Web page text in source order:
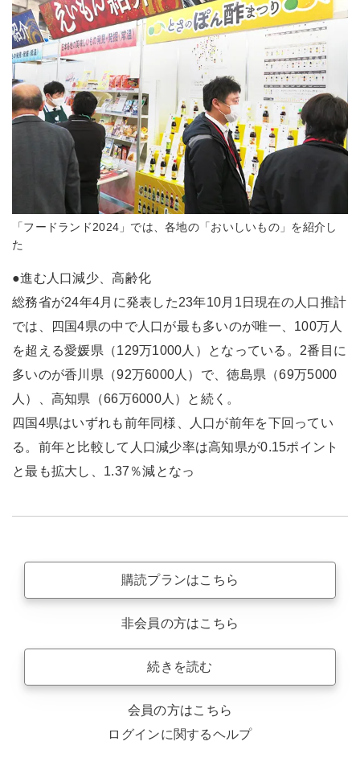
「フードランド2024」では、各地の「おいしいもの」を紹介し
た
●進む人口減少、高齢化
総務省が24年4月に発表した23年10月1日現在の人口推計
では、四国4県の中で人口が最も多いのが唯一、100万人
を超える愛媛県（129万1000人）となっている。2番目に
多いのが香川県（92万6000人）で、徳島県（69万5000
人）、高知県（66万6000人）と続く。
四国4県はいずれも前年同様、人口が前年を下回ってい
る。前年と比較して人口減少率は高知県が0.15ポイント
と最も拡大し、1.37％減となっ
購読プランはこちら
非会員の方はこちら
続きを読む
会員の方はこちら
ログインに関するヘルプ